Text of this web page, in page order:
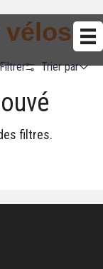
Filtrer Trier par
(A to Z)
(Z to A)filtres.